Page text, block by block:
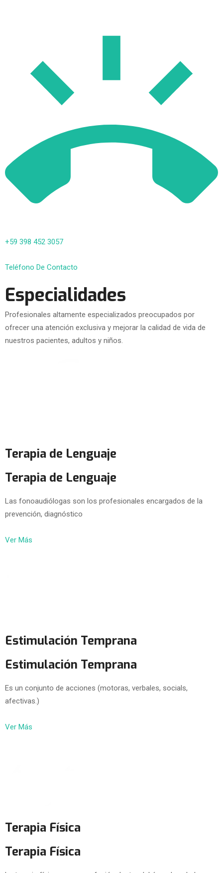
+59 398 452 3057
Teléfono De Contacto
Especialidades
Profesionales altamente especializados preocupados por
ofrecer una atención exclusiva y mejorar la calidad de vida de
nuestros pacientes, adultos y niños.
Terapia de Lenguaje
Terapia de Lenguaje
Las fonoaudiólogas son los profesionales encargados de la
prevención, diagnóstico
Ver Más
Estimulación Temprana
Estimulación Temprana
Es un conjunto de acciones (motoras, verbales, socials,
afectivas.)
Ver Más
Terapia Física
Terapia Física